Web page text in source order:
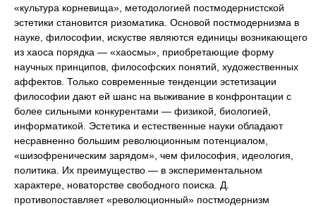
«культура корневища», методологией постмодернистской
эстетики становится ризоматика. Основой постмодернизма в
науке, философии, искустве являются единицы возникающего
из хаоса порядка — «хаосмы», приобретающие форму
научных принципов, философских понятий, художественных
аффектов. Только современные тенденции эстетизации
философии дают ей шанс на выживание в конфронтации с
более сильными конкурентами — физикой, биологией,
информатикой. Эстетика и естественные науки обладают
несравненно большим революционным потенциалом,
«шизофреническим зарядом», чем философия, идеология,
политика. Их преимущество — в экспериментальном
характере, новаторстве свободного поиска. Д.
противопоставляет «революционный» постмодернизм